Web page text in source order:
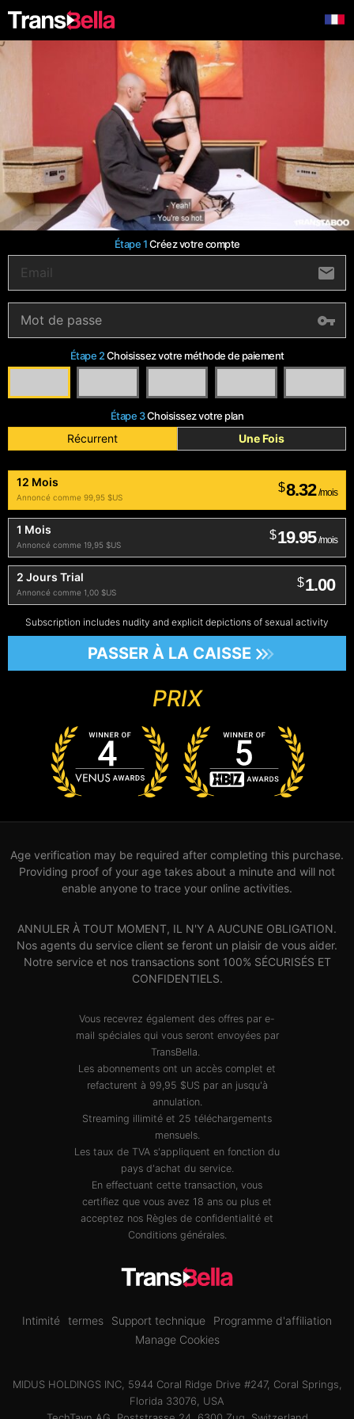
Étape 1Créez votre compte
Étape 2Choisissez votre méthode de paiement
Étape 3Choisissez votre plan
Récurrent Une Fois
12 Mois
Annoncé comme 99,95 $US
$8.32 /mois
1 Mois
Annoncé comme 19,95 $US
$19.95 /mois
2 Jours Trial
Annoncé comme 1,00 $US
$1.00
Subscription includes nudity and explicit depictions of sexual activity
PASSER À LA CAISSE
PRIX
Age verification may be required after completing this purchase.
Providing proof of your age takes about a minute and will not
enable anyone to trace your online activities.
ANNULER À TOUT MOMENT, IL N'Y A AUCUNE OBLIGATION.
Nos agents du service client se feront un plaisir de vous aider.
Notre service et nos transactions sont 100% SÉCURISÉS ET
CONFIDENTIELS.
Vous recevrez également des offres par e-
mail spéciales qui vous seront envoyées par
TransBella.
Les abonnements ont un accès complet et
refacturent à 99,95 $US par an jusqu'à
annulation.
Streaming illimité et 25 téléchargements
mensuels.
Les taux de TVA s'appliquent en fonction du
pays d'achat du service.
En effectuant cette transaction, vous
certifiez que vous avez 18 ans ou plus et
acceptez nos Règles de confidentialité et
Conditions générales.
Intimité termes Support technique
Programme d'affiliation
Manage Cookies
MIDUS HOLDINGS INC, 5944 Coral Ridge Drive #247, Coral Springs,
Florida 33076, USA